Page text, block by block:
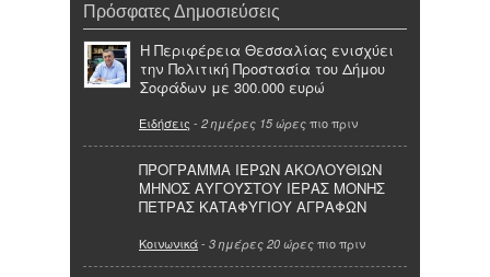
Πρόσφατες Δημοσιεύσεις
Η Περιφέρεια Θεσσαλίας ενισχύει
την Πολιτική Προστασία του Δήμου
Σοφάδων με 300.000 ευρώ
Ειδήσεις - 2 ημέρες 15 ώρες πιο πριν
ΠΡΟΓΡΑΜΜΑ ΙΕΡΩΝ ΑΚΟΛΟΥΘΙΩΝ
ΜΗΝΟΣ ΑΥΓΟΥΣΤΟΥ ΙΕΡΑΣ ΜΟΝΗΣ
ΠΕΤΡΑΣ ΚΑΤΑΦΥΓΙΟΥ ΑΓΡΑΦΩΝ
Κοινωνικά- 3 ημέρες 20 ώρες πιο πριν